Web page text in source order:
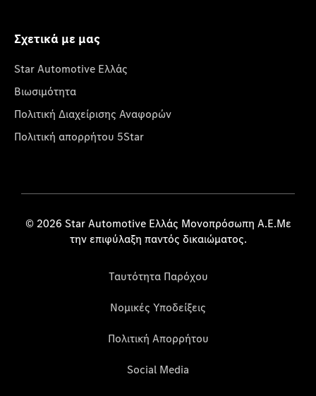
Σχετικά με μας
Star Automotive Ελλάς
Βιωσιμότητα
Πολιτική Διαχείρισης Αναφορών
Πολιτική απορρήτου 5Star
© 2026 Star Automotive Ελλάς Μονοπρόσωπη Α.Ε.Με
την επιφύλαξη παντός δικαιώματος.
Ταυτότητα Παρόχου
Νομικές Υποδείξεις
Πολιτική Απορρήτου
Social Media